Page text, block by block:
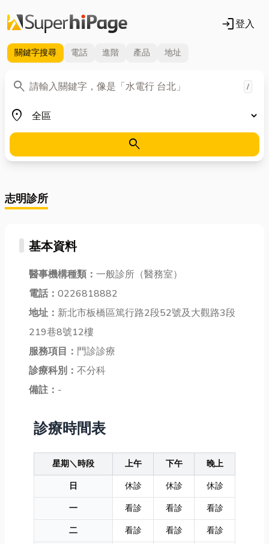
login登入
關鍵字搜尋 電話 進階 產品 地址
search
關鍵字 /
place
地區
search
志明診所
基本資料
醫事機構種類： 一般診所（醫務室）
電話： 0226818882
地址： 新北市板橋區篤行路2段52號及大觀路3段
219巷8號12樓
服務項目： 門診診療
診療科別： 不分科
備註： -
診療時間表
星期＼時段 上午 下午
晚上
日
休診 休診
休診
一
看診 看診
看診
二
看診 看診
看診